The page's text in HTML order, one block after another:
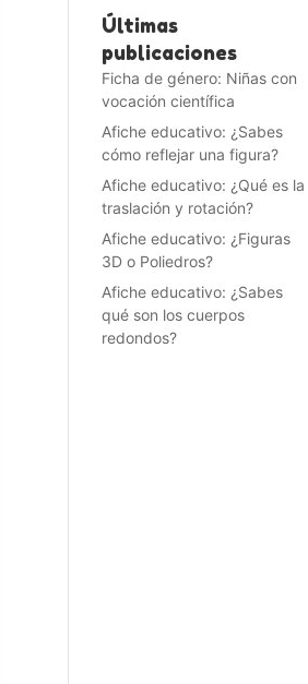
Últimas
publicaciones
Ficha de género: Niñas con
vocación científica
Afiche educativo: ¿Sabes
cómo reflejar una figura?
Afiche educativo: ¿Qué es la
traslación y rotación?
Afiche educativo: ¿Figuras
3D o Poliedros?
Afiche educativo: ¿Sabes
qué son los cuerpos
redondos?